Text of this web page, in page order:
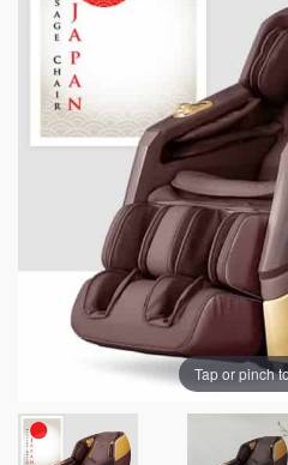
Tap or pinch